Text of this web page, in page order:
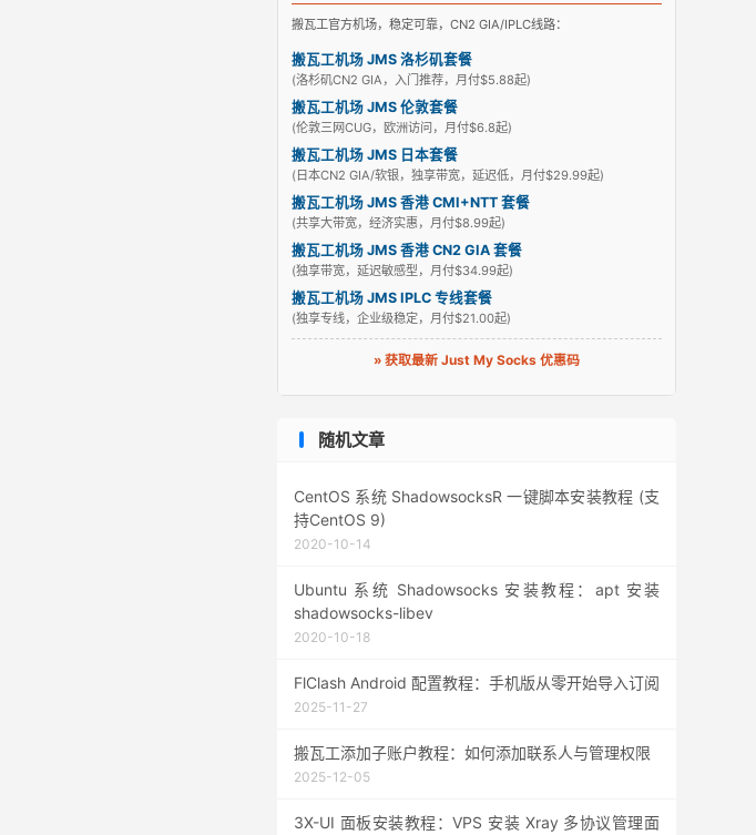
搬瓦工官方机场，稳定可靠，CN2 GIA/IPLC线路：
搬瓦工机场 JMS 洛杉矶套餐
(洛杉矶CN2 GIA，入门推荐，月付$5.88起)
搬瓦工机场 JMS 伦敦套餐
(伦敦三网CUG，欧洲访问，月付$6.8起)
搬瓦工机场 JMS 日本套餐
(日本CN2 GIA/软银，独享带宽，延迟低，月付$29.99起)
搬瓦工机场 JMS 香港 CMI+NTT 套餐
(共享大带宽，经济实惠，月付$8.99起)
搬瓦工机场 JMS 香港 CN2 GIA 套餐
(独享带宽，延迟敏感型，月付$34.99起)
搬瓦工机场 JMS IPLC 专线套餐
(独享专线，企业级稳定，月付$21.00起)
» 获取最新 Just My Socks 优惠码
随机文章
CentOS 系统 ShadowsocksR 一键脚本安装教程 (支
持CentOS 9)
2020-10-14
Ubuntu 系统 Shadowsocks 安装教程：apt 安装
shadowsocks-libev
2020-10-18
FlClash Android 配置教程：手机版从零开始导入订阅
2025-11-27
搬瓦工添加子账户教程：如何添加联系人与管理权限
2025-12-05
3X-UI 面板安装教程：VPS 安装 Xray 多协议管理面